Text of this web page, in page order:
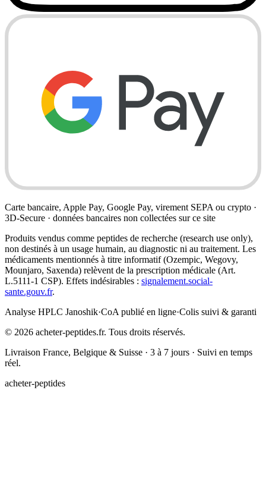
Carte bancaire, Apple Pay, Google Pay, virement SEPA ou crypto ·
3D-Secure · données bancaires non collectées sur ce site
Produits vendus comme peptides de recherche (research use only),
non destinés à un usage humain, au diagnostic ni au traitement. Les
médicaments mentionnés à titre informatif (Ozempic, Wegovy,
Mounjaro, Saxenda) relèvent de la prescription médicale (Art.
L.5111-1 CSP). Effets indésirables : signalement.social-
sante.gouv.fr.
Analyse HPLC Janoshik·CoA publié en ligne·Colis suivi & garanti
© 2026 acheter-peptides.fr. Tous droits réservés.
Livraison France, Belgique & Suisse · 3 à 7 jours · Suivi en temps
réel.
acheter-peptides